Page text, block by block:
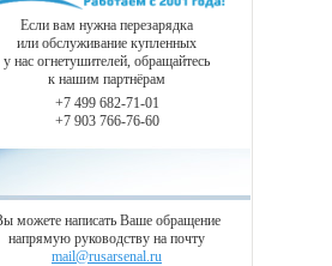
Если вам нужна перезарядка
или обслуживание купленных
у нас огнетушителей, обращайтесь
к нашим партнёрам
+7 499 682-71-01
+7 903 766-76-60
можете написать Ваше обращение
напрямую руководству на почту
mail@rusarsenal.ru